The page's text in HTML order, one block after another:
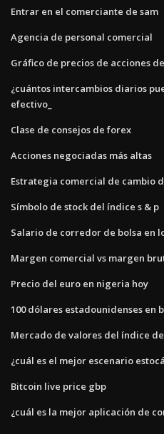
Entrar en el comerciante de sam
Agencia de personal comercial
Gráfico de precios de acciones
¿cuántos intercambios diarios
efectivo_
Clase de consejos de forex
Acciones negociadas más altas
Estrategia comercial de cambio
Símbolo de stock del índice s & p
Salario de corredor de bolsa en
Margen comercial vs margen
Precio del euro en nigeria hoy
100 dólares estadounidenses en
Mercado de valores del índice
¿cuál es el mejor escenario
Bitcoin live price gbp
¿cuál es la mejor aplicación de